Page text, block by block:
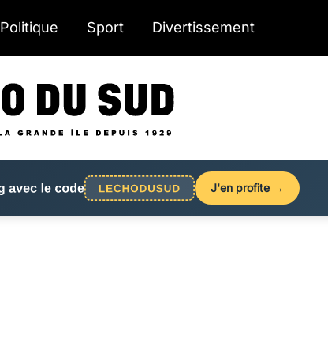
Politique Sport Divertissement
J'en profite →